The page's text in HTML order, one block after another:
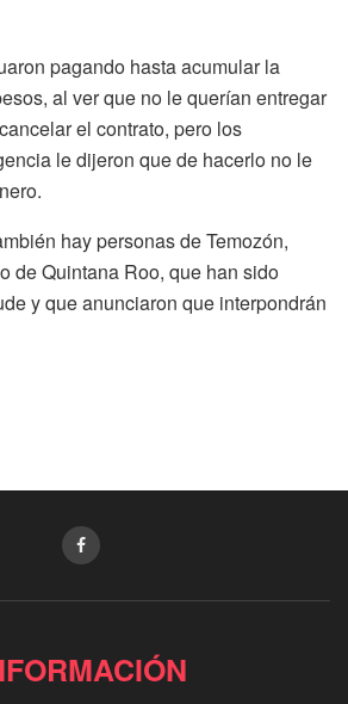
pagando hasta acumular la
al ver que no le querían entregar
el contrato, pero los
le dijeron que de hacerlo no le
hay personas de Temozón,
de Quintana Roo, que han sido
y que anunciaron que interpondrán